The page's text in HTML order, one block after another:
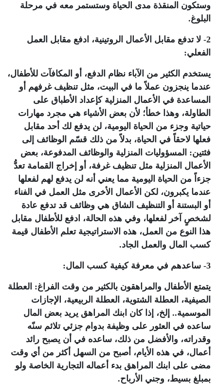
وستكون المنقذة مدى الحياة وستستمر معه في مرحلة
البلوغ.
2- لا تدفع مقابل الأعمال الروتينية، ادفع مقابل العمل
الفعلي:
يستخدم الكثير من الآباء نظام الدفع، أو المكافآت للأطفال،
عندما ينجزون عملاً ما في البيت، مثل تنظيف غرفهم أو
المساعدة في الأعمال المنزلية كإعداد الأطباق على
الطاولة، وهذا خطأ؛ لأن بعض الأشياء هي مجرد مهارات
حياتية وجزء من الحياة اليومية، لن يدفع لك أحد مقابل
فعلها لاحقاً في الحياة، بدلاً من ذلك قسّم الوظائف إلى
فئتين: المسؤوليات المنزلية والوظائف المدفوعة، بعض
الأعمال المنزلية مثل تنظيف غرفة، أو إخراج القمامة تعدُّ
جزءاً من الحياة اليومية مما يعني أنه لن يدفع لهم لفعلها
عندما يكبرون، لكن الأعمال الأخرى مثل العمل في الفناء
أو البستنة أو التنظيف الشاق هي وظائف قد تدفع عادة
لشخصٍ آخر لفعلها، وفي هذه الحالة، ادفع للأطفال مقابل
هذا النوع من العمل، هذه الاستراتيجية تعلم الأطفال قيمة
كسب المال والعمل الجاد.
3- ساعدهم في معرفة كيفية كسب المال:
يتمتع الأطفال والمراهقون بالكثير من وقت الفراغ: العطلة
الصيفية، العطلة الشتوية، العطلة الربيعية، الإجازات
الموسمية.. إلخ، إذا كان ابنك المراهق يريد بعض المال
ساعده في العثور على وظيفة بدوام جزئي تلائم سنّه
وقدراته، والأفضل من ذلك، ساعده في أن يصبح رائد
أعمال، في هذه الأيام، أصبح من السهل أكثر من أي وقت
مضى على ابنك المراهق بدء أعماله التجارية الخاصة ولو
بمبلغ بسيط، وجني الأرباح.